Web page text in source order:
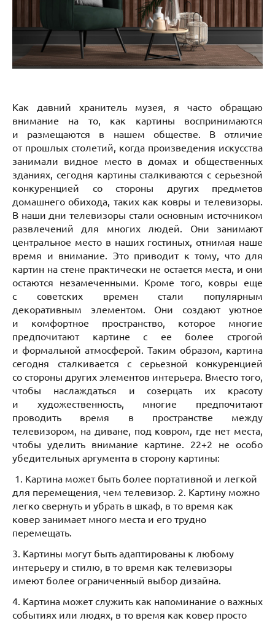
Как давний хранитель музея, я часто обращаю
внимание на то, как картины воспринимаются
и размещаются в нашем обществе. В отличие
от прошлых столетий, когда произведения искусства
занимали видное место в домах и общественных
зданиях, сегодня картины сталкиваются с серьезной
конкуренцией со стороны других предметов
домашнего обихода, таких как ковры и телевизоры.
В наши дни телевизоры стали основным источником
развлечений для многих людей. Они занимают
центральное место в наших гостиных, отнимая наше
время и внимание. Это приводит к тому, что для
картин на стене практически не остается места, и они
остаются незамеченными. Кроме того, ковры еще
с советских времен стали популярным
декоративным элементом. Они создают уютное
и комфортное пространство, которое многие
предпочитают картине с ее более строгой
и формальной атмосферой. Таким образом, картина
сегодня сталкивается с серьезной конкуренцией
со стороны других элементов интерьера. Вместо того,
чтобы наслаждаться и созерцать их красоту
и художественность, многие предпочитают
проводить время в пространстве между
телевизором, на диване, под ковром, где нет места,
чтобы уделить внимание картине. 22+2 не особо
убедительных аргумента в сторону картины:
1. Картина может быть более портативной и легкой
для перемещения, чем телевизор. 2. Картину можно
легко свернуть и убрать в шкаф, в то время как
ковер занимает много места и его трудно
перемещать.
3. Картины могут быть адаптированы к любому
интерьеру и стилю, в то время как телевизоры
имеют более ограниченный выбор дизайна.
4. Картина может служить как напоминание о важных
событиях или людях, в то время как ковер просто